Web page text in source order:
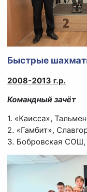
Быстрые
2008-2013 г.р.
Командный зачёт
1. «Каисса»,
2. «Гамбит»,
3. Бобровская